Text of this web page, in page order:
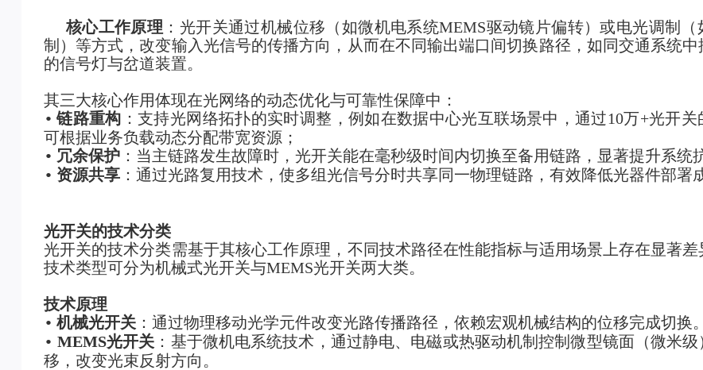
核心工作原理 ：光开关通过机械位移（如微机电系统MEMS驱动镜片偏转）或电光调制（
制）等方式，改变输入光信号的传播方向，从而在不同输出端口间切换路径，如同交通系统中
的信号灯与岔道装置。
其三大核心作用体现在光网络的动态优化与可靠性保障中：
• 链路重构 ：支持光网络拓扑的实时调整，例如在数据中心光互联场景中，通过10万+光开关
可根据业务负载动态分配带宽资源；
• 冗余保护：当主链路发生故障时，光开关能在毫秒级时间内切换至备用链路，显著提升系统
• 资源共享：通过光路复用技术，使多组光信号分时共享同一物理链路，有效降低光器件部署
光开关的技术分类
光开关的技术分类需基于其核心工作原理，不同技术路径在性能指标与适用场景上存在显著
技术类型可分为机械式光开关与MEMS光开关两大类。
技术原理
• 机械光开关：通过物理移动光学元件改变光路传播路径，依赖宏观机械结构的位移完成切换。
• MEMS光开关 ：基于微机电系统技术，通过静电、电磁或热驱动机制控制微型镜面（微米
移，改变光束反射方向。